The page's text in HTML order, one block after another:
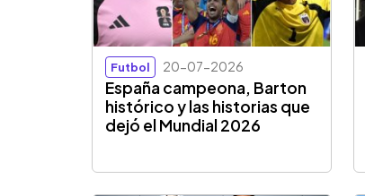
Futbol 20-07-2026
España campeona, Barton
histórico y las historias que
dejó el Mundial 2026